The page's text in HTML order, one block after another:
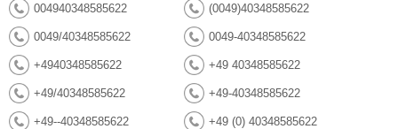
004940348585622 (0049)40348585622
0049/40348585622 0049-40348585622
+4940348585622 +49 40348585622
+49/40348585622 +49-40348585622
+49--40348585622 +49 (0) 40348585622